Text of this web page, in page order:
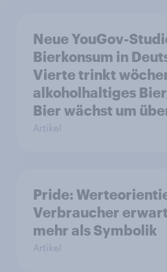
Neue YouGov-
Bierkonsum in
Vierte trinkt
alkoholhaltiges
Bier wächst um
Artikel
Pride:
Verbraucher
mehr als Symbolik
Artikel